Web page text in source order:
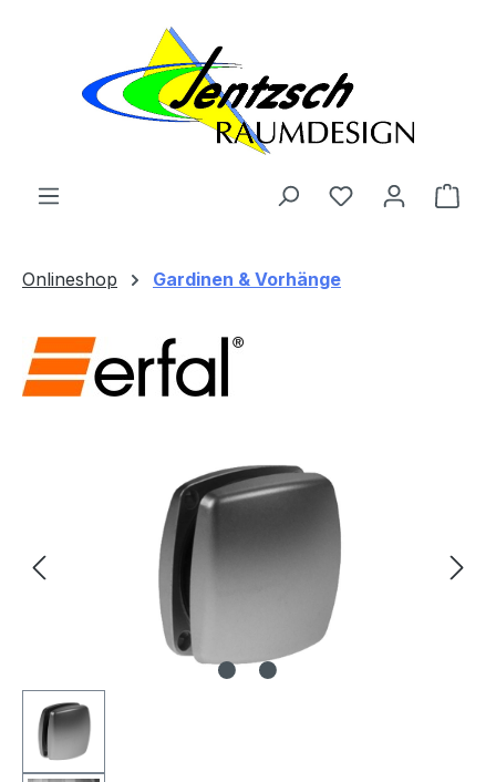
Zum Hauptinhalt springen
Onlineshop Gardinen & Vorhänge